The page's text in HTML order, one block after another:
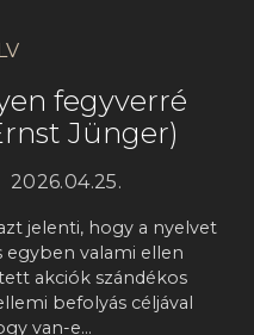
fegyverré
Jünger)
2026.04.25.
jelenti, hogy a nyelvet
egyben valami ellen
akciók szándékos
befolyás céljával
van-e…